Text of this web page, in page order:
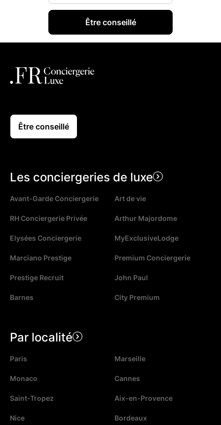
Être conseillé
Les conciergeries de luxe
Avant-Garde Conciergerie Art de vie
RH Conciergerie Privée Arthur Majordome
Elysées Conciergerie MyExclusiveLodge
Marciano Prestige Premium Conciergerie
Prestige Recruit John Paul
Barnes City Premium
Par localité
Paris Marseille
Monaco Cannes
Saint-Tropez Aix-en-Provence
Nice Bordeaux